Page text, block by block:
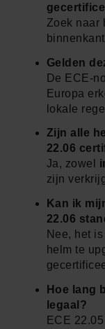
Zoek naar
Gelden
De ECE-
Europa
lokale
Zijn alle
22.06
Ja, zowel
zijn
Kan ik
22.06
Nee, het
helm te
Hoe lang
legaal?
ECE